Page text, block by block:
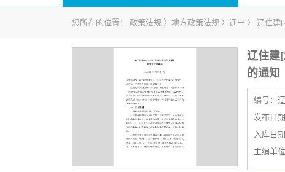
您所在的位置： 政策法规 〉 地方政策法规 〉 辽宁 〉 辽住建
辽住建
的通知
编号：
发布日
入库日
主编单位